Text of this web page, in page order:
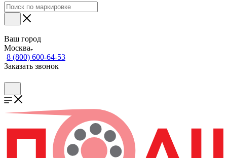
Ваш город
Москва
8 (800) 600-64-53
Заказать звонок